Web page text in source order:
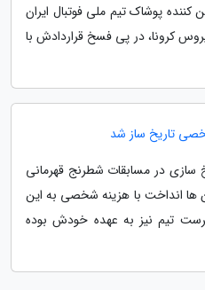
پوشاک تیم ملی فوتبال ایران
کرونا، در پی فسخ قراردادش با
تاریخ ساز شد
سازی در مسابقات شطرنج قهرمانی
ها انداخت با هزینه شخصی به این
تیم نیز به عهده خودش بوده